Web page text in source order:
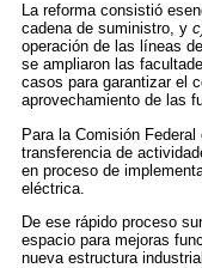
La reforma consistió
cadena de suministro, y
operación de las líneas
se ampliaron las
casos para garantizar el
aprovechamiento de las
Para la Comisión
transferencia de
en proceso de
eléctrica.
De ese rápido proceso
espacio para mejoras
nueva estructura